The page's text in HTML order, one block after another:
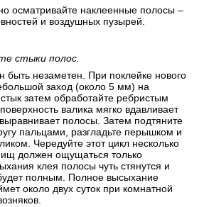
осматривайте наклеенные полосы –
и воздушных пузырей.
стыки полос.
незаметен. При поклейке нового
заход (около 5 мм) на
затем обработайте ребристым
валика мягко вдавливает
полосы. Затем подтяните
пальцами, разгладьте перышком и
Чередуйте этот цикл несколько
должен ощущаться только
клея полосы чуть стянутся и
полным. Полное высыхание
около двух суток при комнатной